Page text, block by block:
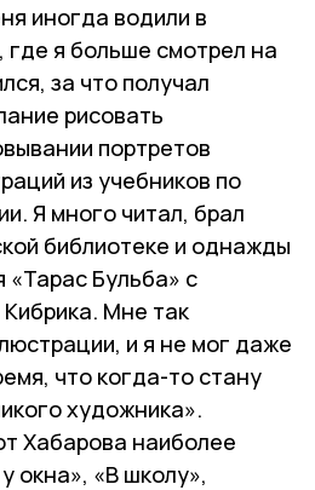
иногда водили в
где я больше смотрел на
за что получал
рисовать
портретов
из учебников по
Я много читал, брал
библиотеке и однажды
«Тарас Бульба» с
Мне так
и я не мог даже
что когда-то стану
художника».
Хабарова наиболее
окна», «В школу»,